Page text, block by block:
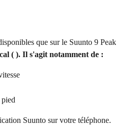
que sur le Suunto 9 Peak
( ). Il s'agit notamment de :
Suunto sur votre téléphone.